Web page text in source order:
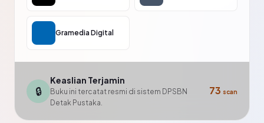
Gramedia Digital
🔒
Keaslian Terjamin
Buku ini tercatat resmi di sistem DPSBN
Detak Pustaka.
73 scan